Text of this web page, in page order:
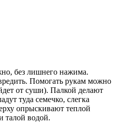
без лишнего нажима.
Помогать рукам можно
от суши). Палкой делают
туда семечко, слегка
опрыскивают теплой
талой водой.